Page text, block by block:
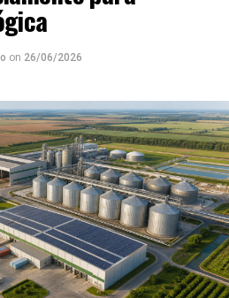
on 26/06/2026